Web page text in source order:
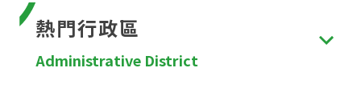
熱門行政區
Administrative District